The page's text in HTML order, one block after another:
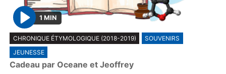
P
l
a
y
1 MIN
CHRONIQUE ÉTYMOLOGIQUE (2018-2019)
SOUVENIRS
JEUNESSE
Cadeau par Oceane et Jeoffrey